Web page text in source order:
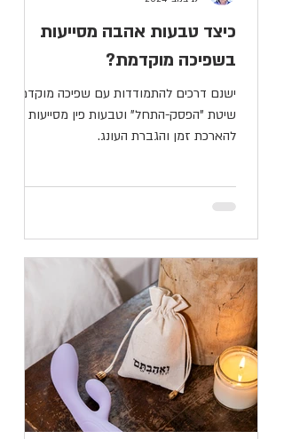
כיצד טבעות אהבה מסייעות
בשפיכה מוקדמת?
ישנם דרכים להתמודדות עם שפיכה מוקדמת,
שיטת "הפסק-התחל" וטבעות פין מסייעות
להארכת זמן והגברת העונג.